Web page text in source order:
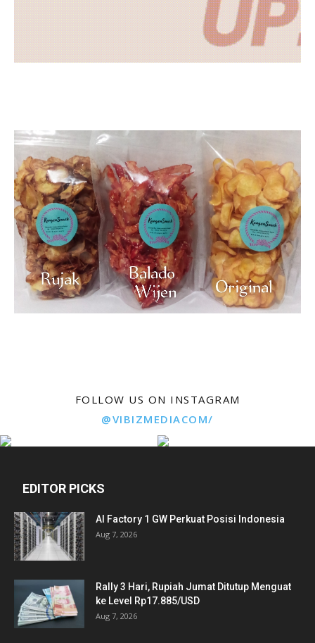
FOLLOW US ON INSTAGRAM
@VIBIZMEDIACOM/
EDITOR PICKS
AI Factory 1 GW Perkuat Posisi Indonesia
Aug 7, 2026
Rally 3 Hari, Rupiah Jumat Ditutup Menguat
ke Level Rp17.885/USD
Aug 7, 2026